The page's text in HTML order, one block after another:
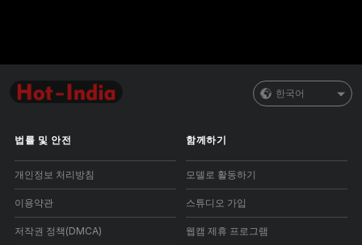
한국어
법률 및 안전
개인정보 처리방침
이용약관
저작권 정책(DMCA)
함께하기
모델로 활동하기
스튜디오 가입
웹캠 제휴 프로그램